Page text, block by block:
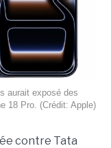
aurait exposé des
18 Pro. (Crédit: Apple)
contre Tata